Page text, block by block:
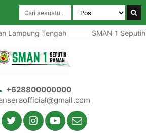
Lampung Tengah SMAN 1
+628800000000